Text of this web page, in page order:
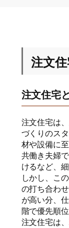
注文
注文住宅
注文住宅は
づくりのス
材や設備に
共働き夫婦
けるなど、
しかし、こ
の打ち合わ
が高い分、
階で優先順
注文住宅は